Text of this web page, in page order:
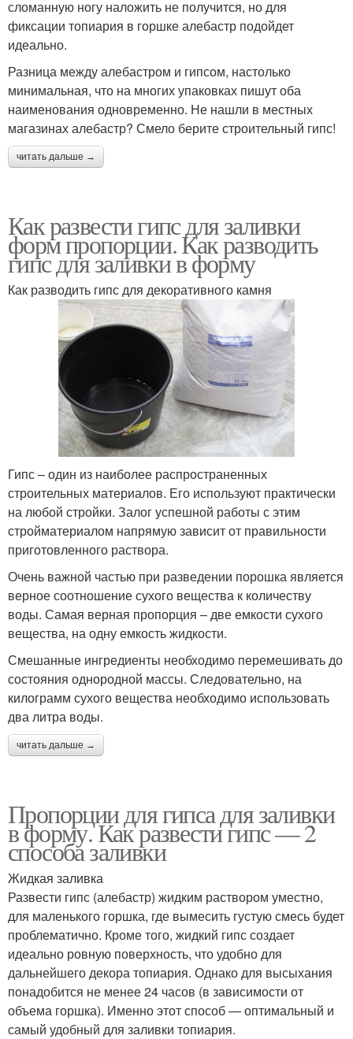
сломанную ногу наложить не получится, но для
фиксации топиария в горшке алебастр подойдет
идеально.
Разница между алебастром и гипсом, настолько
минимальная, что на многих упаковках пишут оба
наименования одновременно. Не нашли в местных
магазинах алебастр? Смело берите строительный гипс!
читать дальше →
Как развести гипс для заливки
форм пропорции. Как разводить
гипс для заливки в форму
Как разводить гипс для декоративного камня
Гипс – один из наиболее распространенных
строительных материалов. Его используют практически
на любой стройки. Залог успешной работы с этим
стройматериалом напрямую зависит от правильности
приготовленного раствора.
Очень важной частью при разведении порошка является
верное соотношение сухого вещества к количеству
воды. Самая верная пропорция – две емкости сухого
вещества, на одну емкость жидкости.
Смешанные ингредиенты необходимо перемешивать до
состояния однородной массы. Следовательно, на
килограмм сухого вещества необходимо использовать
два литра воды.
читать дальше →
Пропорции для гипса для заливки
в форму. Как развести гипс — 2
способа заливки
Жидкая заливка
Развести гипс (алебастр) жидким раствором уместно,
для маленького горшка, где вымесить густую смесь будет
проблематично. Кроме того, жидкий гипс создает
идеально ровную поверхность, что удобно для
дальнейшего декора топиария. Однако для высыхания
понадобится не менее 24 часов (в зависимости от
объема горшка). Именно этот способ — оптимальный и
самый удобный для заливки топиария.